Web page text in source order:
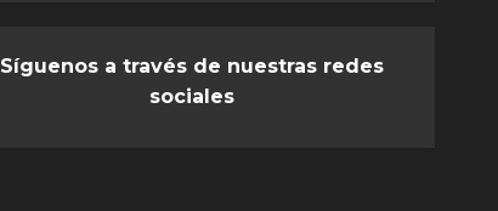
Síguenos a través de nuestras redes
sociales